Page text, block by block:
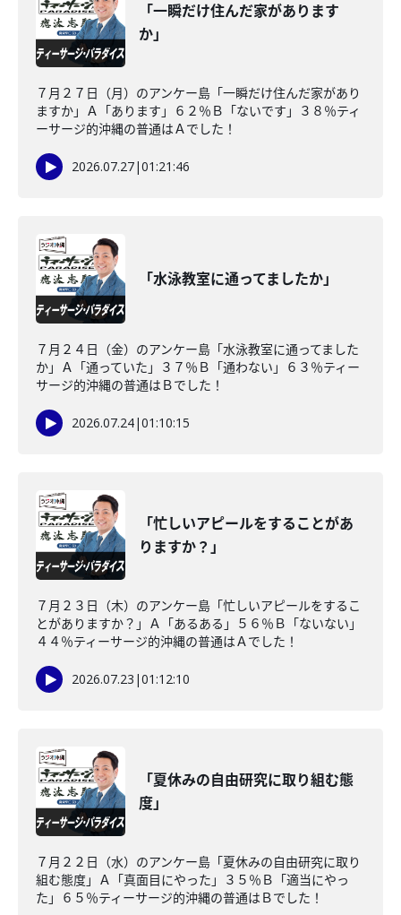
「一瞬だけ住んだ家があります
か」
７月２７日（月）のアンケー島「一瞬だけ住んだ家があり
ますか」Ａ「あります」６２％Ｂ「ないです」３８％ティ
ーサージ的沖縄の普通はＡでした！
2026.07.27|01:21:46
「水泳教室に通ってましたか」
７月２４日（金）のアンケー島「水泳教室に通ってました
か」Ａ「通っていた」３７％Ｂ「通わない」６３％ティー
サージ的沖縄の普通はＢでした！
2026.07.24|01:10:15
「忙しいアピールをすることがあ
りますか？」
７月２３日（木）のアンケー島「忙しいアピールをするこ
とがありますか？」Ａ「あるある」５６％Ｂ「ないない」
４４％ティーサージ的沖縄の普通はＡでした！
2026.07.23 |01:12:10
「夏休みの自由研究に取り組む態
度」
７月２２日（水）のアンケー島「夏休みの自由研究に取り
組む態度」Ａ「真面目にやった」３５％Ｂ「適当にやっ
た」６５％ティーサージ的沖縄の普通はＢでした！